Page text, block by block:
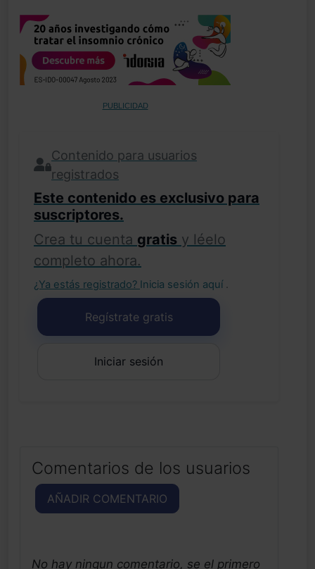
PUBLICIDAD
Contenido para usuarios
registrados
Este contenido es exclusivo para
suscriptores.
Crea tu cuenta gratis y léelo
completo ahora.
¿Ya estás registrado? Inicia sesión aquí .
Regístrate gratis
Iniciar sesión
Comentarios de los usuarios
AÑADIR COMENTARIO
No hay ningun comentario, se el primero